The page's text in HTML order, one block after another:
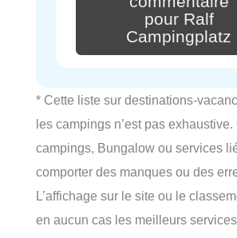
pour Ralf
Campingplatz
* Cette liste sur destinations-
les campings n’est pas
campings, Bungalow ou services
comporter des manques ou des
L’affichage sur le site ou le
en aucun cas les meilleurs